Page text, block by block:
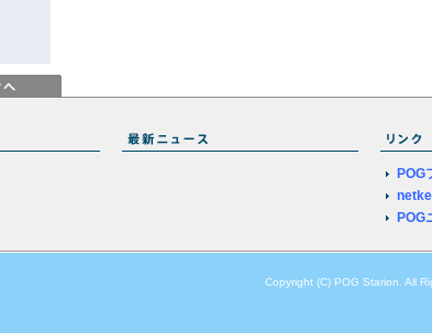
POG
POG
Copyright (C) POG Starion. All